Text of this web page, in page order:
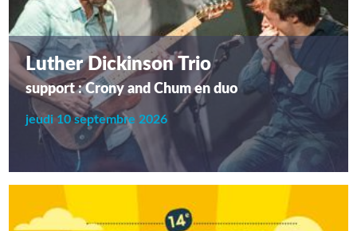
Luther Dickinson Trio
support : Crony and Chum en duo
jeudi 10 septembre 2026